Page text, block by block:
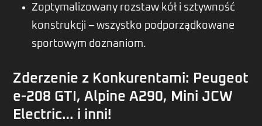
Zoptymalizowany rozstaw kół i sztywność
konstrukcji – wszystko podporządkowane
sportowym doznaniom.
Zderzenie z Konkurentami: Peugeot
e-208 GTI, Alpine A290, Mini JCW
Electric… i inni!